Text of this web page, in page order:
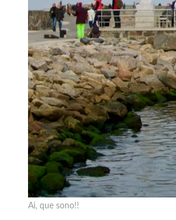
Ai, que sono!!